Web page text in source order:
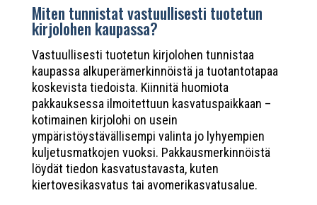
Miten tunnistat vastuullisesti tuotetun
kirjolohen kaupassa?
Vastuullisesti tuotetun kirjolohen tunnistaa
kaupassa alkuperämerkinnöistä ja tuotantotapaa
koskevista tiedoista. Kiinnitä huomiota
pakkauksessa ilmoitettuun kasvatuspaikkaan –
kotimainen kirjolohi on usein
ympäristöystävällisempi valinta jo lyhyempien
kuljetusmatkojen vuoksi. Pakkausmerkinnöistä
löydät tiedon kasvatustavasta, kuten
kiertovesikasvatus tai avomerikasvatusalue.